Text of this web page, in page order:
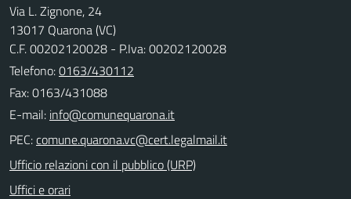
Via L. Zignone, 24
13017 Quarona (VC)
C.F. 00202120028 - P.Iva: 00202120028
Telefono:0163/430112
Fax: 0163/431088
E-mail:
PEC:
Ufficio relazioni con il pubblico (URP)
Uffici e orari